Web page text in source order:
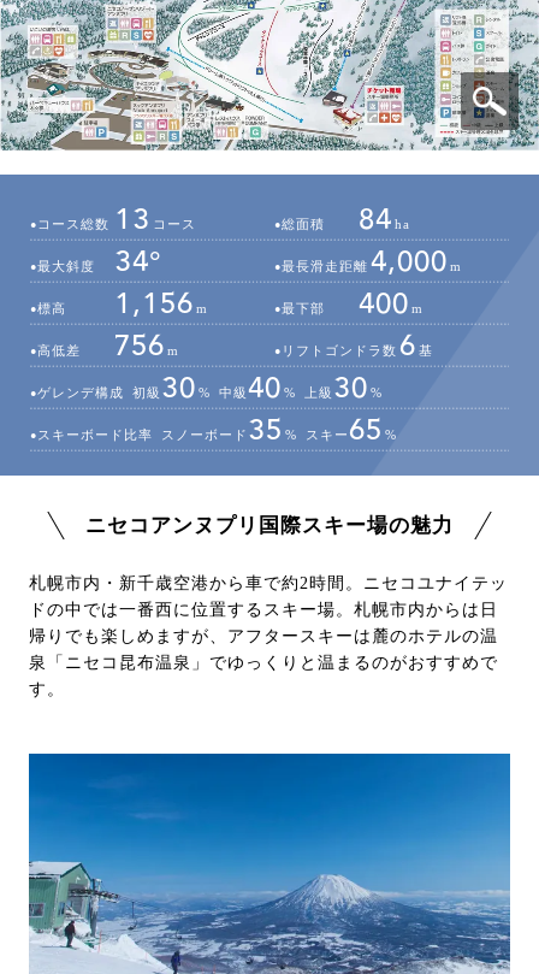
コース総数 13 コース 総面積 84 ha
最大斜度 34° 最長滑走距離 4,000 m
標高 1,156 m 最下部 400 m
高低差 756 m リフトゴンドラ数 6 基
ゲレンデ構成 初級 30 % 中級40 % 上級 30 %
スキーボード比率 スノーボード 35 % スキー 65 %
ニセコアンヌプリ国際スキー場の魅力
札幌市内・新千歳空港から車で約2時間。ニセコユナイテッ
ドの中では一番西に位置するスキー場。札幌市内からは日
帰りでも楽しめますが、アフタースキーは麓のホテルの温
泉「ニセコ昆布温泉」でゆっくりと温まるのがおすすめで
す。